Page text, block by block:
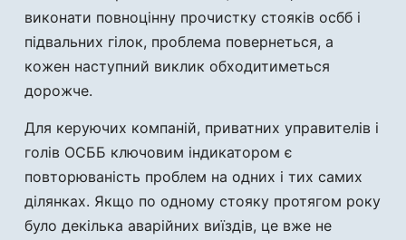
виконати повноцінну прочистку стояків осбб і
підвальних гілок, проблема повернеться, а
кожен наступний виклик обходитиметься
дорожче.
Для керуючих компаній, приватних управителів і
голів ОСББ ключовим індикатором є
повторюваність проблем на одних і тих самих
ділянках. Якщо по одному стояку протягом року
було декілька аварійних виїздів, це вже не